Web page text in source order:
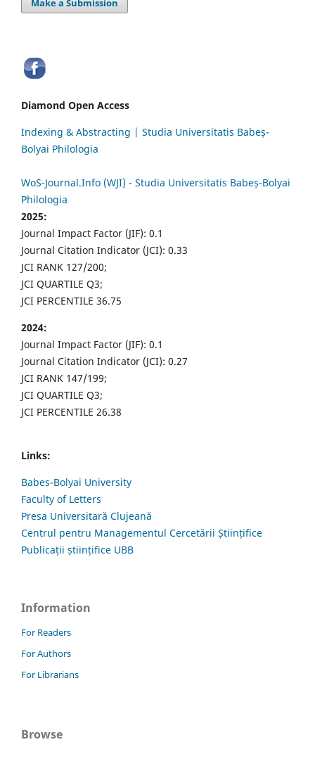
Make a Submission
Diamond Open Access
Indexing & Abstracting | Studia Universitatis Babeș-
Bolyai Philologia
WoS-Journal.Info (WJI) - Studia Universitatis Babeș-Bolyai
Philologia
2025:
Journal Impact Factor (JIF): 0.1
Journal Citation Indicator (JCI): 0.33
JCI RANK 127/200;
JCI QUARTILE Q3;
JCI PERCENTILE 36.75
2024:
Journal Impact Factor (JIF): 0.1
Journal Citation Indicator (JCI): 0.27
JCI RANK 147/199;
JCI QUARTILE Q3;
JCI PERCENTILE 26.38
Links:
Babes-Bolyai University
Faculty of Letters
Presa Universitară Clujeană
Centrul pentru Managementul Cercetării Științifice
Publicații științifice UBB
Information
For Readers
For Authors
For Librarians
Browse